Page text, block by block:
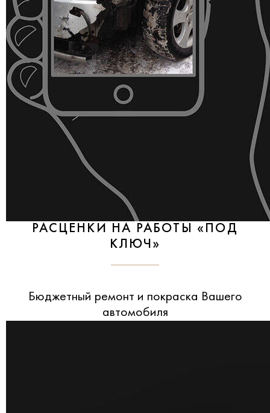
РАСЦЕНКИ НА РАБОТЫ «ПОД
КЛЮЧ»
Бюджетный ремонт и покраска Вашего
автомобиля